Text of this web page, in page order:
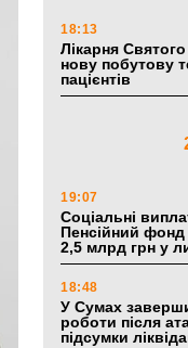
18:13
Лікарня
нову побутову
пацієнтів
19:07
Соціальні
Пенсійний
2,5 млрд грн у
18:48
У Сумах
роботи після
підсумки